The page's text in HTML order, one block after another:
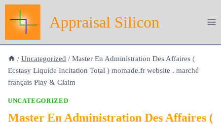
Skip
content
Appraisal Silicon
/ Uncategorized / Master En Administration Des Affaires (
Ecstasy Liquide Incitation Total ) momade.fr website . marché
français Play & Claim
UNCATEGORIZED
Master En Administration Des Affaires (